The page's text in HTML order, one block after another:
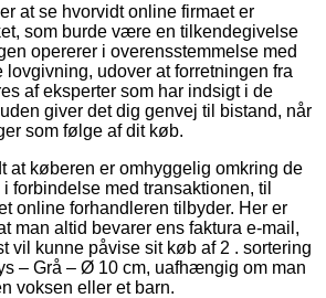
at se hvorvidt online firmaet er
som burde være en tilkendegivelse
opererer i overensstemmelse med
udover at forretningen fra
af eksperter som har indsigt i de
giver det dig genvej til bistand, når
som følge af dit køb.
at køberen er omhyggelig omkring de
forbindelse med transaktionen, til
online forhandleren tilbyder. Her er
man altid bevarer ens faktura e-mail,
vil kunne påvise sit køb af 2 . sortering
– Grå – Ø 10 cm, uafhængig om man
voksen eller et barn.